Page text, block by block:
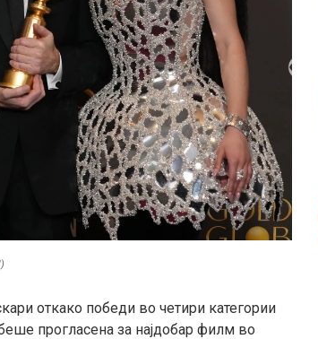
откако победи во четири категории
прогласена за најдобар филм во